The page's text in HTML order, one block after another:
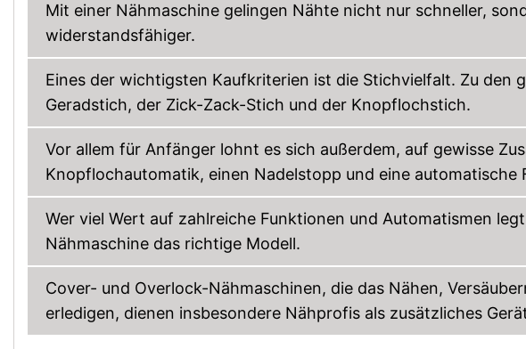
Mit einer Nähmaschine gelingen Nähte nicht nur schneller,
widerstandsfähiger.
Eines der wichtigsten Kaufkriterien ist die Stichvielfalt. Zu den
Geradstich, der Zick-Zack-Stich und der Knopflochstich.
Vor allem für Anfänger lohnt es sich außerdem, auf gewisse
Knopflochautomatik, einen Nadelstopp und eine automatische
Wer viel Wert auf zahlreiche Funktionen und Automatismen
Nähmaschine das richtige Modell.
Cover- und Overlock-Nähmaschinen, die das Nähen,
erledigen, dienen insbesondere Nähprofis als zusätzliches